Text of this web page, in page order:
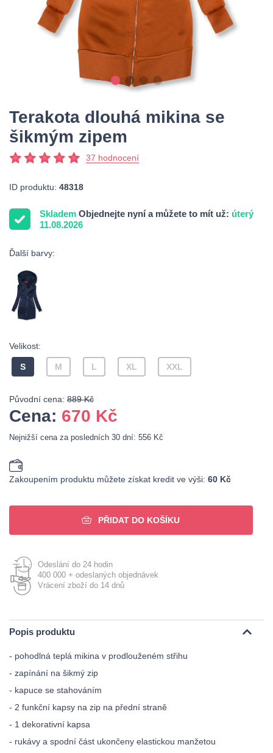
Terakota dlouhá mikina se
šikmým zipem
37 hodnocení
ID produktu: 48318
Skladem Objednejte nyní a můžete to mít už: úterý
11.08.2026
Ďalší barvy:
Velikost:
S M L XL XXL
Původní cena: 889 Kč
Cena: 670 Kč
Nejnižší cena za posledních 30 dní: 556 Kč
Zakoupením produktu můžete získat kredit ve výši: 60 Kč
PŘIDAT DO KOŠÍKU
Odeslání do 24 hodin
400 000 + odeslaných objednávek
Vrácení zboží do 14 dnů
Popis produktu
- pohodlná teplá mikina v prodlouženém střihu
- zapínání na šikmý zip
- kapuce se stahováním
- 2 funkční kapsy na zip na přední straně
- 1 dekorativní kapsa
- rukávy a spodní část ukončeny elastickou manžetou